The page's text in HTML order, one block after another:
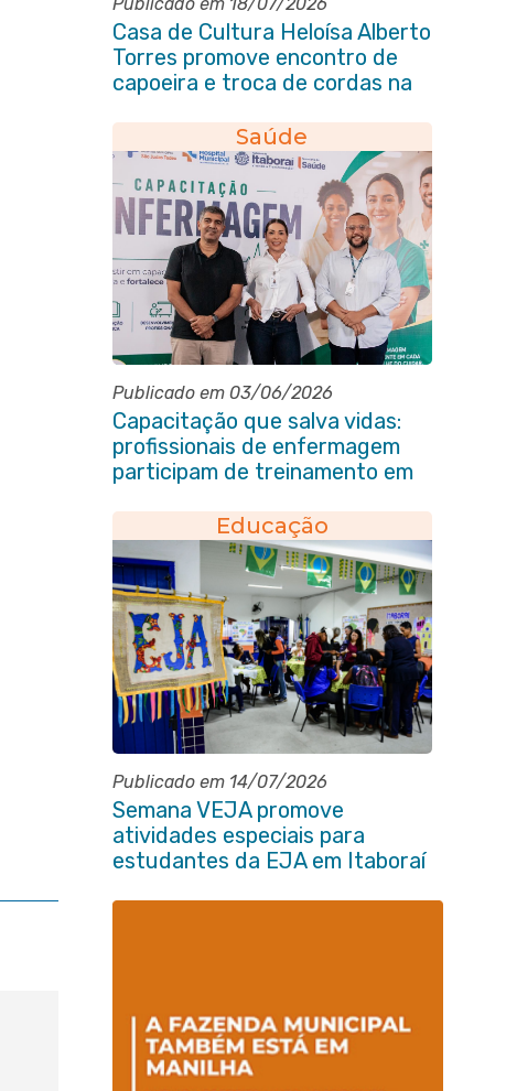
Casa de Cultura Heloísa Alberto
Torres promove encontro de
capoeira e troca de cordas na
Peixoto
Saúde
Publicado em 03/06/2026
Capacitação que salva vidas:
profissionais de enfermagem
participam de treinamento em
Educação
Publicado em 14/07/2026
Semana VEJA promove
atividades especiais para
estudantes da EJA em Itaboraí